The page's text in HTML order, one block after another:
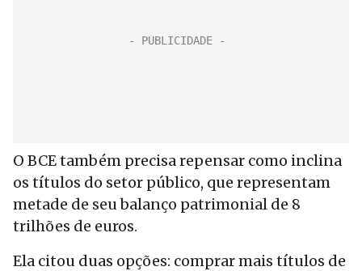
O BCE também precisa repensar como inclina
os títulos do setor público, que representam
metade de seu balanço patrimonial de 8
trilhões de euros.
Ela citou duas opções: comprar mais títulos de